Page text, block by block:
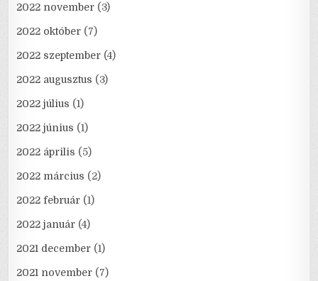
2022 november (3)
2022 október (7)
2022 szeptember (4)
2022 augusztus (3)
2022 július (1)
2022 június (1)
2022 április (5)
2022 március (2)
2022 február (1)
2022 január (4)
2021 december (1)
2021 november (7)